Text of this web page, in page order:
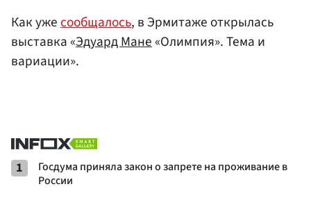
Как ужесообщалось, в Эрмитаже открылась
выставка «Эдуард Мане«Олимпия». Тема и
вариации».
1
Госдума приняла закон о запрете на проживание в
России